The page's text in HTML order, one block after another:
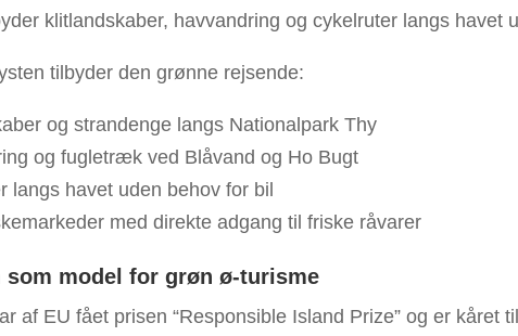
klitlandskaber, havvandring og cykelruter langs havet
tilbyder den grønne rejsende:
og strandenge langs Nationalpark Thy
og fugletræk ved Blåvand og Ho Bugt
langs havet uden behov for bil
med direkte adgang til friske råvarer
som model for grøn ø-turisme
af EU fået prisen “Responsible Island Prize” og er kåret